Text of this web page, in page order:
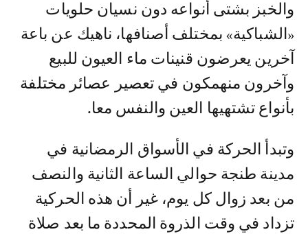
والخبز بشتى أنواعه دون نسيان حلويات
«الشباكية» بمختلف أصنافها، ناهيك عن باعة
آخرين يعرضون قنينات ماء العيون للبيع
وآخرون منهمكون في تعصير عصائر مختلفة
بأنواع تشتهيها العين والنفس معا.
وتبدأ الحركة في الأسواق الرمضانية في
مدينة طنجة حوالي الساعة الثانية والنصف
من بعد زوال كل يوم، غير أن هذه الحركية
تزداد في وقت الذروة المحددة ما بعد صلاة